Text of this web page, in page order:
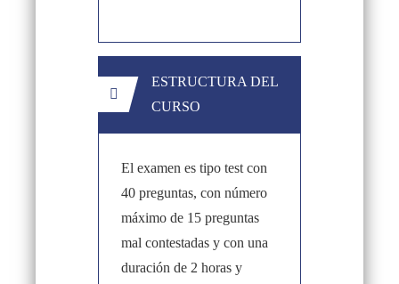
ESTRUCTURA DEL
CURSO
El examen es tipo test con
40 preguntas, con número
máximo de 15 preguntas
mal contestadas y con una
duración de 2 horas y